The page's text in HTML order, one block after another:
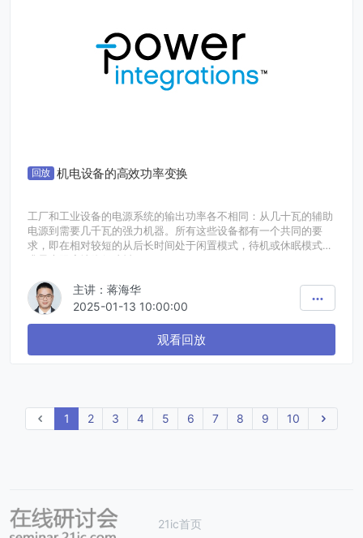
回放 机电设备的高效功率变换
工厂和工业设备的电源系统的输出功率各不相同：从几十瓦的辅助
电源到需要几千瓦的强力机器。所有这些设备都有一个共同的要
求，即在相对较短的从后长时间处于闲置模式，待机或休眠模式力
况下，在整个负载范围内（包括待机和睡眠模式）实现最大功率变
换效率。我们将研究如何以最小的BOM实现这一目标，从而提供精
确、低本高效、可靠的功率变换。
将涵盖广泛的输出功率范围：从低功率开关到利用功率因数校正和
主讲：蒋海华
2025-01-13 10:00:00
观看回放
上一页
1 2 3 4 5 6 7 8 9 10
21ic首页